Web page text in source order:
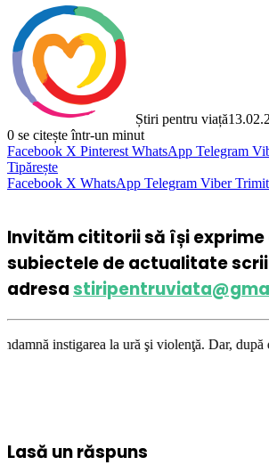
Știri pentru viață
0 se citește într-un minut
Facebook X Pinterest WhatsApp Telegram
Tipărește
Facebook X WhatsApp Telegram Viber
Invităm cititorii să își exprime
subiectele de actualitate
adresa
la ură şi violenţă. Dar, după cum
Lasă un răspuns